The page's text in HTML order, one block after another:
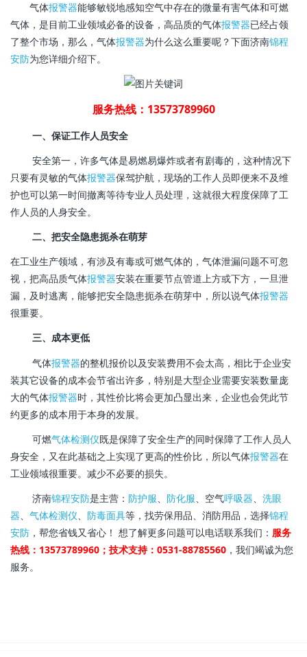
气体报警器能够敏锐地感知空气中存在的微量有害气体和可燃
气体，是目前工业领域必备的设备，高品质的气体报警器已经占领
了整个市场，那么，气体报警器为什么这么重要呢？下面济南锦程
安防为您详细介绍下。
服务热线：13573789960
一、保证工作人员安全
安全第一，许多气体是易燃易爆炸或者有剧毒的，这种情况下
只要有灵敏的气体报警器保驾护航，现场的工作人员即便来不及维
护也可以第一时间撤离等待专业人员处理，这就很大程度保障了工
作人员的人身安全。
二、把安全隐患扼杀在萌芽
在工业生产领域，有涉及有毒或可燃气体的，气体泄漏问题不可忽
视，把高品质气体报警器安装在重要节点管道上方或下方，一旦泄
漏，及时逃离，能够把安全隐患扼杀在萌芽中，所以说气体报警器
很重要。
三、成本更低
气体报警器的整机报价以及安装费用不会太高，相比于企业安
装其它设备的成本会节省出许多，特别是大型企业需要安装数量庞
大的气体报警器时，其性价比将会更加凸显出来，企业也会凭此节
约更多的成本用于本身的发展。
可燃气体检测仪既是保障了安全生产的同时保障了工作人员人
身安全，又在此基础之上实现了更高的性价比，所以气体报警器在
工业领域很重要。减少不必要的损失。
济南锦程安防是主营： 防护服、 防化服、空气呼吸器、 洗眼
器、 气体检测仪、 防毒面具等，找劳保用品、消防用品，选择锦程
安防 ，帮您省钱又省心！ 想了解更多问题可以电话联系我们： 服务
热线：13573789960；技术支持：0531-88785560 ，我们竭诚为您
服务。